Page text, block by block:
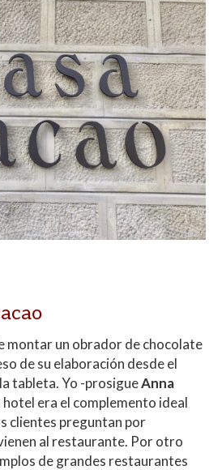
montar un obrador de chocolate
de su elaboración desde el
tableta. Yo -prosigueAnna
hotel era el complemento ideal
clientes preguntan por
al restaurante. Por otro
de grandes restaurantes